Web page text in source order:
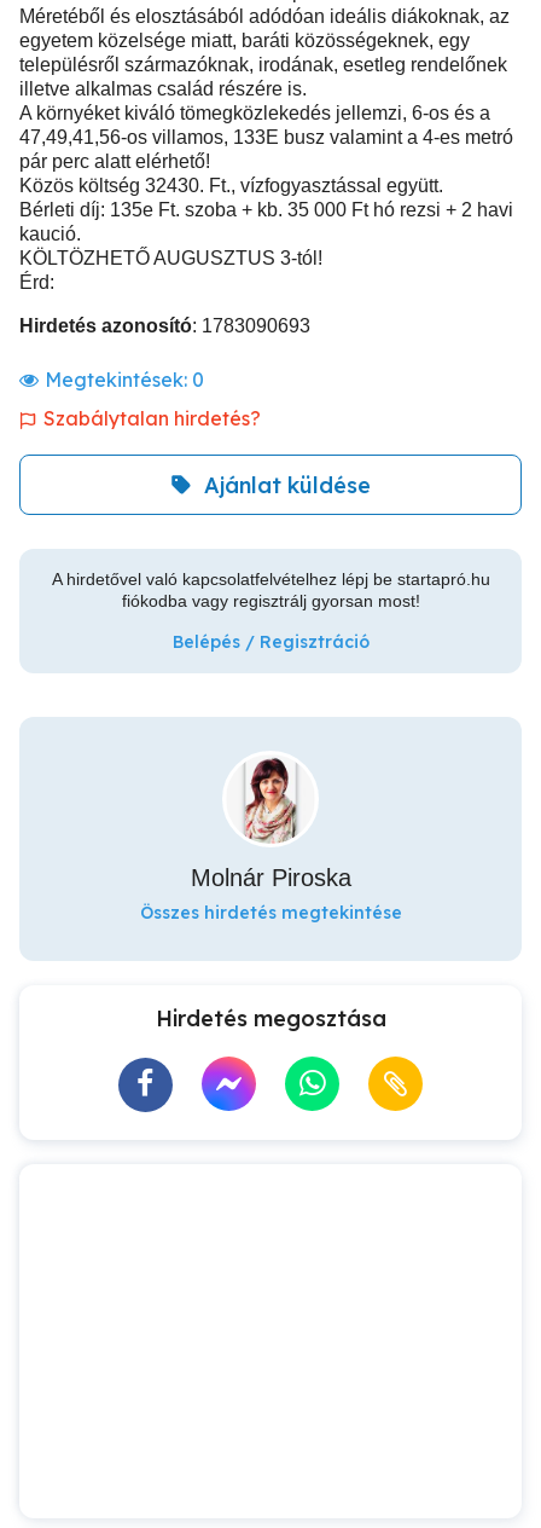
Méretéből és elosztásából adódóan ideális diákoknak, az
egyetem közelsége miatt, baráti közösségeknek, egy
településről származóknak, irodának, esetleg rendelőnek
illetve alkalmas család részére is.
A környéket kiváló tömegközlekedés jellemzi, 6-os és a
47,49,41,56-os villamos, 133E busz valamint a 4-es metró
pár perc alatt elérhető!
Közös költség 32430. Ft., vízfogyasztással együtt.
Bérleti díj: 135e Ft. szoba + kb. 35 000 Ft hó rezsi + 2 havi
kaució.
KÖLTÖZHETŐ AUGUSZTUS 3-tól!
Érd:
Hirdetés azonosító: 1783090693
Megtekintések: 0
Szabálytalan hirdetés?
Ajánlat küldése
A hirdetővel való kapcsolatfelvételhez lépj be startapró.hu
fiókodba vagy regisztrálj gyorsan most!
Belépés / Regisztráció
Molnár Piroska
Összes hirdetés megtekintése
Hirdetés megosztása